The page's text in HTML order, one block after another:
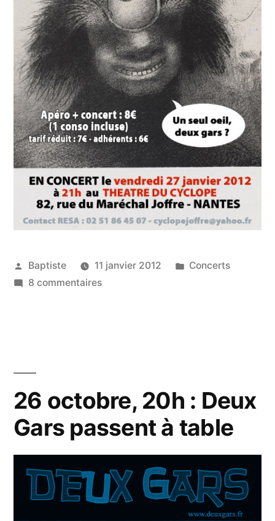
Publié
par
Baptiste 11 janvier 2012
Publié
Concerts
8 commentairessur
vont
Nantes
!
26 octobre, 20h : Deux
Gars passent à table